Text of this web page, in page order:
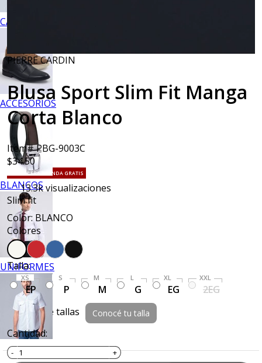
CALZADO
ACCESORIOS
BLANCOS
UNIFORMES
PIERRE CARDIN
Blusa Sport Slim Fit Manga
Corta Blanco
Item# PBG-9003C
$34.50
TU TERCERA PRENDA GRATIS
13.3kvisualizaciones
Slim fit
Color: BLANCO
Colores
Talla:
XS
EP
S
P
M
M
L
G
XL
EG
XXL
2EG
Guía de tallas
Conocé tu talla
Cantidad: